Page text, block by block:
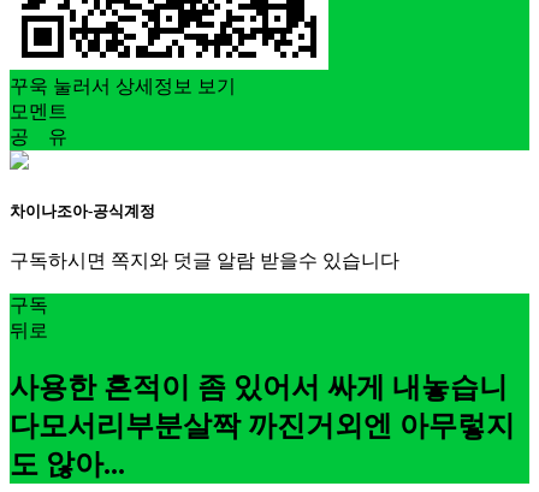
꾸욱 눌러서 상세정보 보기
모멘트
공 유
차이나조아-공식계정
구독하시면 쪽지와 덧글 알람 받을수 있습니다
구독
뒤로
사용한 흔적이 좀 있어서 싸게 내놓습니
다모서리부분살짝 까진거외엔 아무렇지
도 않아...